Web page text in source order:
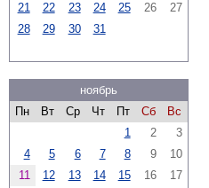
21
22 23 24 25 26
27
28
29 30 31
ноябрь
Пн
Вт Ср Чт Пт Сб
Вс
1
2
3
4
5 6 7 8 9
10
11
12 13 14 15 16
17